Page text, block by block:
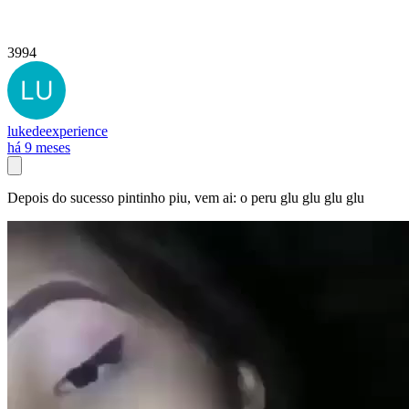
3994
lukedeexperience
há 9 meses
Depois do sucesso pintinho piu, vem ai: o peru glu glu glu glu